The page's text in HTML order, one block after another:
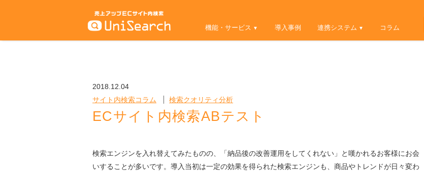
content
機能・サービス 導入事例 連携システム コラム
2018.12.04
サイト内検索コラム
検索クオリティ分析
ECサイト内検索ABテスト
検索エンジンを入れ替えてみたものの、「納品後の改善運用をしてくれない」と嘆かれるお客様にお会
いすることが多いです。導入当初は一定の効果を得られた検索エンジンも、商品やトレンドが日々変わ